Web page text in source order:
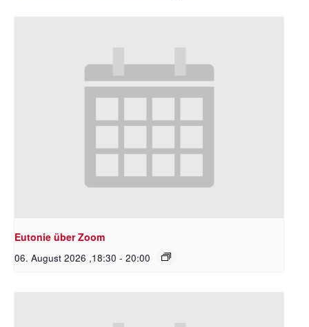
Eutonie über Zoom
06. August 2026 ,18:30 - 20:00